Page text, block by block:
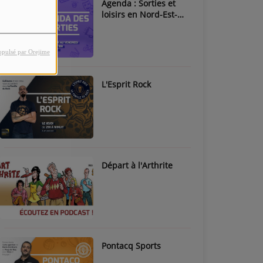
par Orejime
Agenda : Sorties et
loisirs en Nord-Est-
L'Esprit Rock
Départ à l'Arthrite
Pontacq Sports